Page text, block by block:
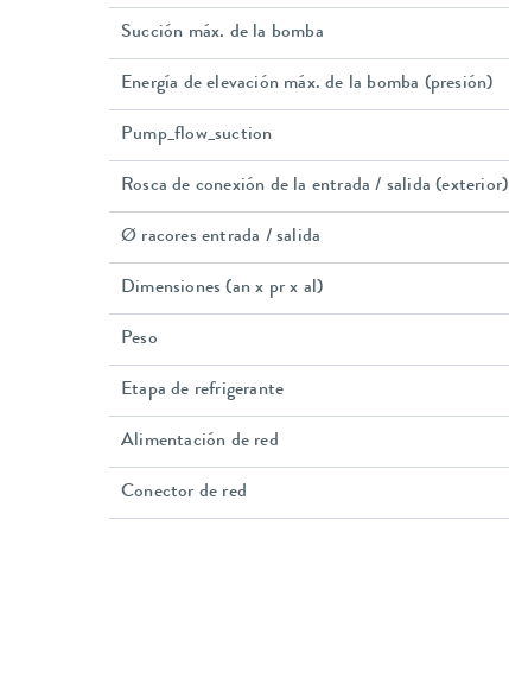
Succión máx. de la bomba
Energía de elevación máx. de la bomba (presión)
Pump_flow_suction
Rosca de conexión de la entrada / salida (exterior)
Ø racores entrada / salida
Dimensiones (an x pr x al)
Peso
Etapa de refrigerante
Alimentación de red
Conector de red